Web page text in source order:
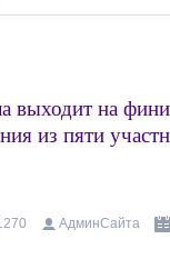
выходит на
из пяти
АдминСайта